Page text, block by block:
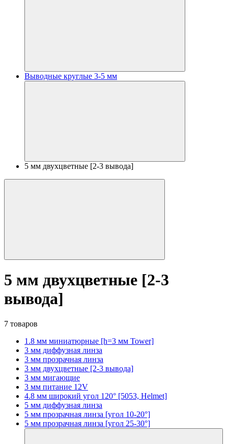
Выводные круглые 3-5 мм
5 мм двухцветные [2-3 вывода]
5 мм двухцветные [2-3
вывода]
7 товаров
1.8 мм миниатюрные [h=3 мм Tower]
3 мм диффузная линза
3 мм прозрачная линза
3 мм двухцветные [2-3 вывода]
3 мм мигающие
3 мм питание 12V
4.8 мм широкий угол 120° [5053, Helmet]
5 мм диффузная линза
5 мм прозрачная линза [угол 10-20°]
5 мм прозрачная линза [угол 25-30°]